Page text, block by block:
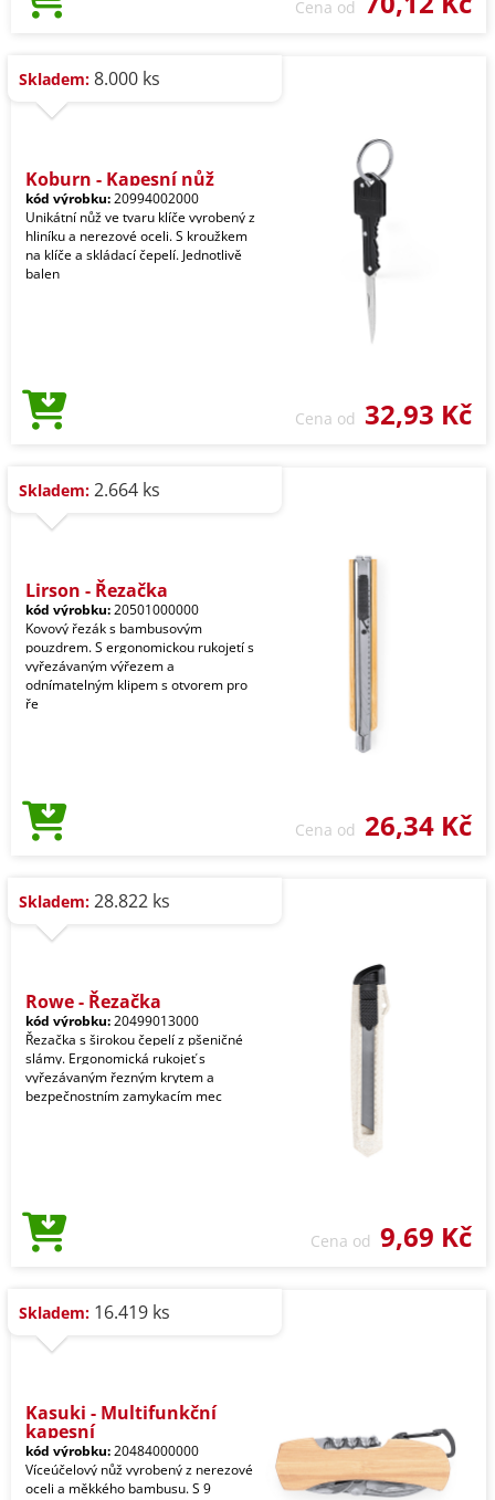
Cena od
Skladem: 8.000 ks
Koburn - Kapesní nůž
kód výrobku:20994002000
Unikátní nůž ve tvaru klíče vyrobený z
hliníku a nerezové oceli. S kroužkem
na klíče a skládací čepelí. Jednotlivě
balen
Cena od 32,93 Kč
Skladem: 2.664 ks
Lirson - Řezačka
kód výrobku:20501000000
Kovový řezák s bambusovým
pouzdrem. S ergonomickou rukojetí s
vyřezávaným výřezem a
odnímatelným klipem s otvorem pro
ře
Cena od 26,34 Kč
Skladem: 28.822 ks
Rowe - Řezačka
kód výrobku:20499013000
Řezačka s širokou čepelí z pšeničné
slámy. Ergonomická rukojeť s
vyřezávaným řezným krytem a
bezpečnostním zamykacím mec
Cena od 9,69 Kč
Skladem: 16.419 ks
Kasuki - Multifunkční
kapesní
kód výrobku:20484000000
Víceúčelový nůž vyrobený z nerezové
oceli a měkkého bambusu. S 9